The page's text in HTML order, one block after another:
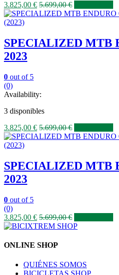
3.825,00 € 5.699,00€
SPECIALIZED MTB
2023
0 out of 5
(0)
Availability:
3 disponibles
3.825,00 € 5.699,00€
SPECIALIZED MTB
2023
0 out of 5
(0)
3.825,00 € 5.699,00€
ONLINE SHOP
QUIÉNES SOMOS
BICICLETAS SHOP